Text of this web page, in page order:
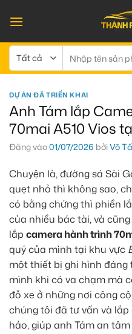
qua
dung
kiếm:
DỰ ÁN ĐÃ TRIỂN KHAI
Anh Tám lắp
70mai A510 Vios
Đăng vào01/07/2026 bởiVõ
Chuyện là, đường sá Sài
quẹt nhỏ thì không sao,
có bằng chứng thì phiền
của nhiều bác tài, và
lắp camera hành trình
quý của mình tại khu vực
một thiết bị ghi hình đáng
mình khi có va chạm mà
đỗ xe ở những nơi công
chúng tôi đã tư vấn và
hảo, giúp anh Tám an